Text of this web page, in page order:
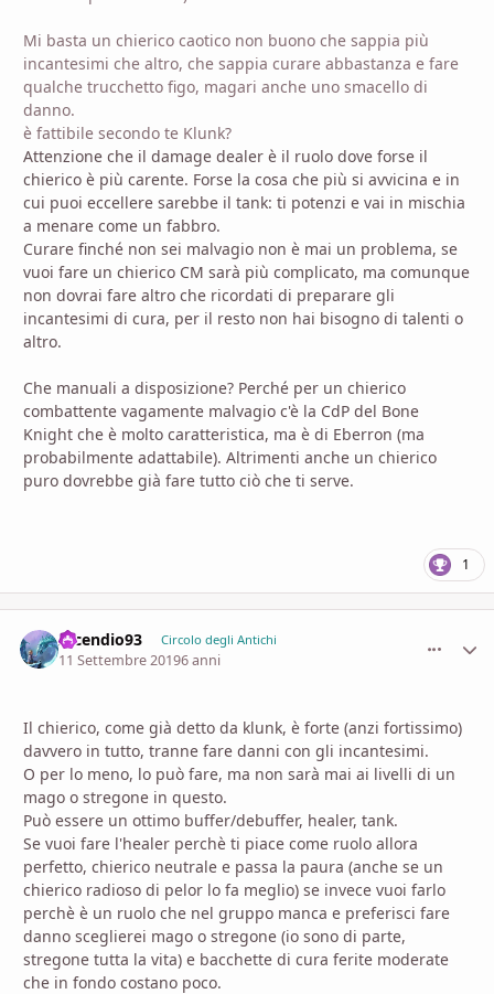
Mi basta un chierico caotico non buono che sappia più
incantesimi che altro, che sappia curare abbastanza e fare
qualche trucchetto figo, magari anche uno smacello di
danno.
è fattibile secondo te Klunk?
Attenzione che il damage dealer è il ruolo dove forse il
chierico è più carente. Forse la cosa che più si avvicina e in
cui puoi eccellere sarebbe il tank: ti potenzi e vai in mischia
a menare come un fabbro.
Curare finché non sei malvagio non è mai un problema, se
vuoi fare un chierico CM sarà più complicato, ma comunque
non dovrai fare altro che ricordati di preparare gli
incantesimi di cura, per il resto non hai bisogno di talenti o
altro.
Che manuali a disposizione? Perché per un chierico
combattente vagamente malvagio c'è la CdP del Bone
Knight che è molto caratteristica, ma è di Eberron (ma
probabilmente adattabile). Altrimenti anche un chierico
puro dovrebbe già fare tutto ciò che ti serve.
1
Incendio93 Circolo degli Antichi
11 Settembre 20196 anni
Il chierico, come già detto da klunk, è forte (anzi fortissimo)
davvero in tutto, tranne fare danni con gli incantesimi.
O per lo meno, lo può fare, ma non sarà mai ai livelli di un
mago o stregone in questo.
Può essere un ottimo buffer/debuffer, healer, tank.
Se vuoi fare l'healer perchè ti piace come ruolo allora
perfetto, chierico neutrale e passa la paura (anche se un
chierico radioso di pelor lo fa meglio) se invece vuoi farlo
perchè è un ruolo che nel gruppo manca e preferisci fare
danno sceglierei mago o stregone (io sono di parte,
stregone tutta la vita) e bacchette di cura ferite moderate
che in fondo costano poco.